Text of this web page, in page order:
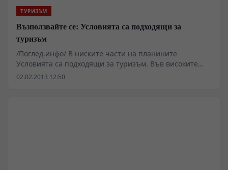
ТУРИЗЪМ
Възползвайте се: Условията са подходящи за
туризъм
/Поглед.инфо/ В ниските части на планините
Условията са подходящи за туризъм. Във високите
части на планините духа много силен вятър.
02.02.2013 12:50